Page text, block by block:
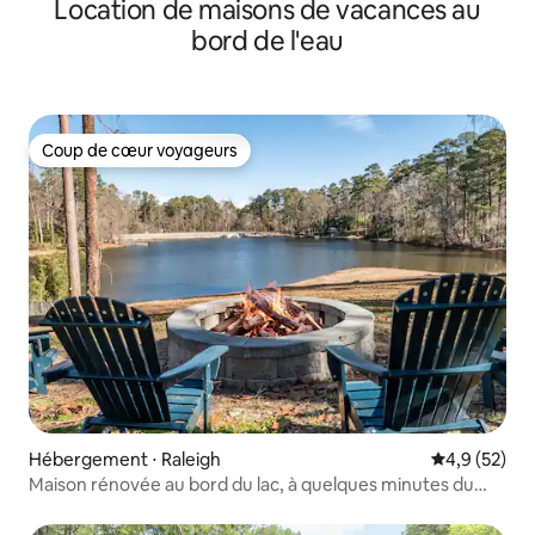
Location de maisons de vacances au
bord de l'eau
Coup de cœur voyageurs
Coup de cœur voyageurs
Hébergement ⋅ Raleigh Évaluation
4,9 (52)
Maison rénovée au bord du lac, à quelques minutes du